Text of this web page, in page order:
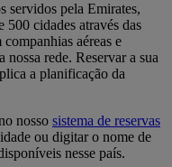
servidos pela Emirates,
500 cidades através das
aéreas e
nossa rede. Reservar a sua
a planificação da
nosso sistema de reservas
ou digitar o nome de
nesse país.